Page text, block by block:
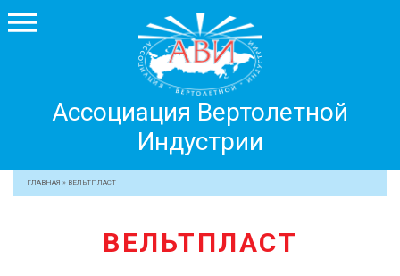
Ассоциация Вертолетной
Индустрии
Вертолетной
Индустрии
+7 499 755 99 29
ЧЛЕНЫ АВИ
ГЛАВНАЯ » ВЕЛЬТПЛАСТ
ВЕЛЬТПЛАСТ